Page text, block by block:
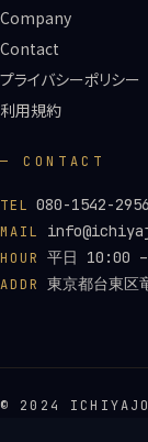
Company
Contact
プライバシーポリシー
利用規約
— CONTACT
TEL 080-1542-2956
MAIL
HOUR 平日 10:00
ADDR 東京都台東
© 2024